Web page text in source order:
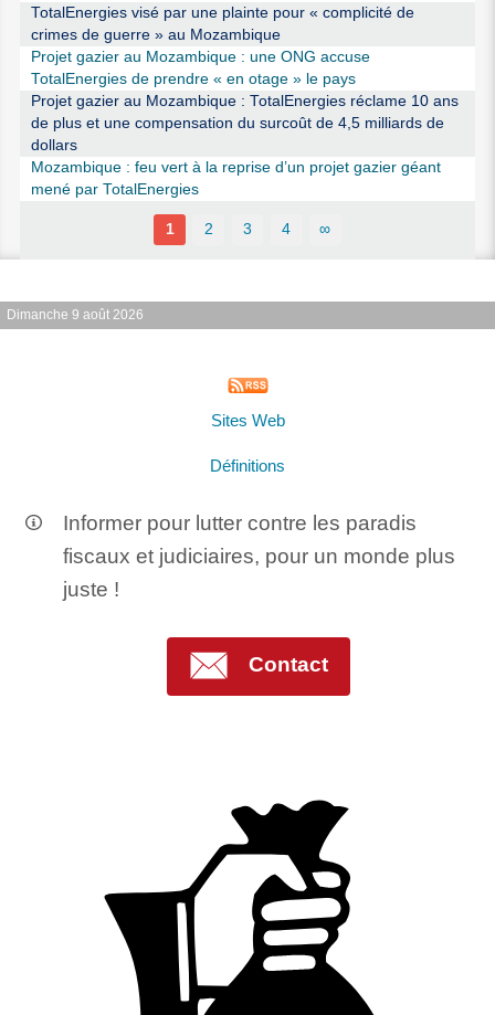
TotalEnergies visé par une plainte pour « complicité de
crimes de guerre » au Mozambique
Projet gazier au Mozambique : une ONG accuse
TotalEnergies de prendre « en otage » le pays
Projet gazier au Mozambique : TotalEnergies réclame 10 ans
de plus et une compensation du surcoût de 4,5 milliards de
dollars
Mozambique : feu vert à la reprise d’un projet gazier géant
mené par TotalEnergies
1 2 3 4 ∞
Dimanche 9 août 2026
Sites Web
Définitions
Informer pour lutter contre les paradis
fiscaux et judiciaires, pour un monde plus
juste !
Contact